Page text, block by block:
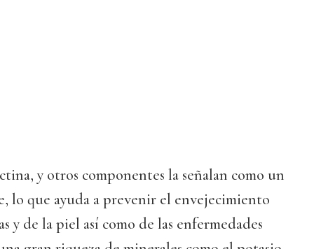
y otros componentes la señalan como un
lo que ayuda a prevenir el envejecimiento
y de la piel así como de las enfermedades